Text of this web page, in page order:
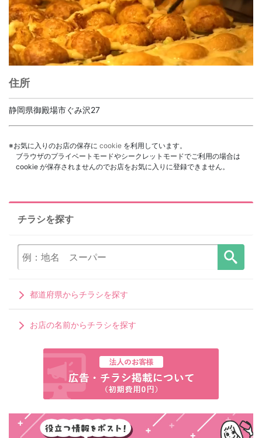
住所
静岡県御殿場市ぐみ沢27
※お気に入りのお店の保存に cookie を利用しています。
ブラウザのプライベートモードやシークレットモードでご利用の場合は
cookie が保存されませんのでお店をお気に入りに登録できません。
チラシを探す
都道府県からチラシを探す
お店の名前からチラシを探す